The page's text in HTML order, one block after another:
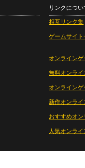
リンクについ
相互リンク集
ゲームサイト
オンラインゲ
無料オンライ
オンライン
新作オンライ
おすすめオ
人気オンラ